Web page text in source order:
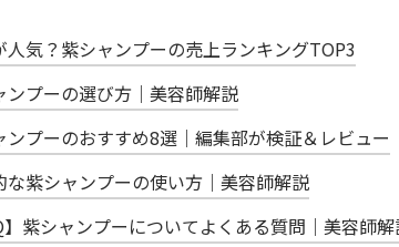
人気？紫シャンプーの売上ランキングTOP3
ンプーの選び方｜美容師解説
ンプーのおすすめ8選｜編集部が検証＆レビュー
な紫シャンプーの使い方｜美容師解説
】紫シャンプーについてよくある質問｜美容師